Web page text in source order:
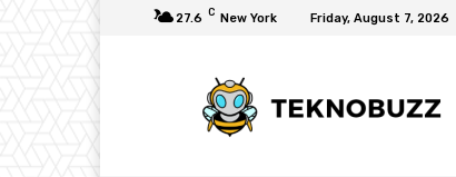
27.6 C New York Friday, August 7, 2026